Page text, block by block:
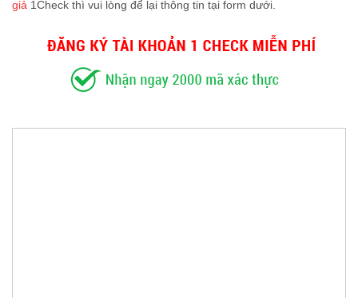
giả 1Check thì vui lòng để lại thông tin tại form dưới.